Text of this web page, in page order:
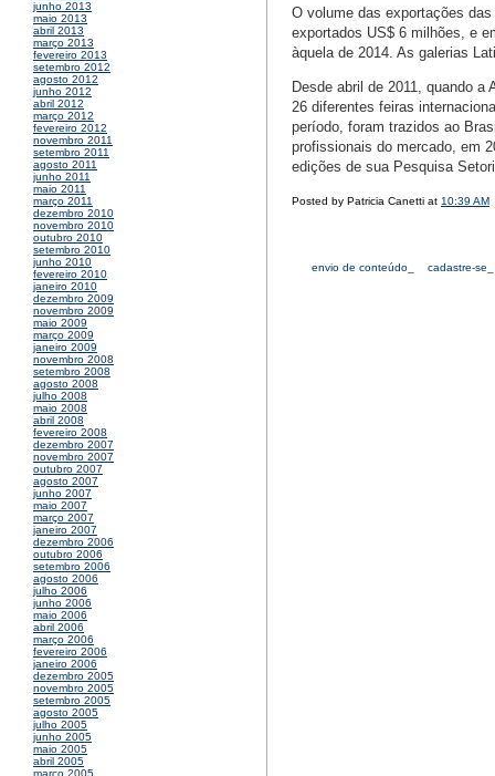
junho 2013
maio 2013
abril 2013
março 2013
fevereiro 2013
setembro 2012
agosto 2012
junho 2012
abril 2012
março 2012
fevereiro 2012
novembro 2011
setembro 2011
agosto 2011
junho 2011
maio 2011
março 2011
dezembro 2010
novembro 2010
outubro 2010
setembro 2010
junho 2010
fevereiro 2010
janeiro 2010
dezembro 2009
novembro 2009
maio 2009
março 2009
janeiro 2009
novembro 2008
setembro 2008
agosto 2008
julho 2008
maio 2008
abril 2008
fevereiro 2008
dezembro 2007
novembro 2007
outubro 2007
agosto 2007
junho 2007
maio 2007
março 2007
janeiro 2007
dezembro 2006
outubro 2006
setembro 2006
agosto 2006
julho 2006
junho 2006
maio 2006
abril 2006
março 2006
fevereiro 2006
janeiro 2006
dezembro 2005
novembro 2005
setembro 2005
agosto 2005
julho 2005
junho 2005
maio 2005
abril 2005
O volume das exportações
exportados US$ 6 milhões, e
àquela de 2014. As galerias
Desde abril de 2011, quando
26 diferentes feiras
período, foram trazidos ao
profissionais do mercado, em
edições de sua Pesquisa
Posted by Patricia Canetti at 10:39 AM
envio de conteúdo_ cadastre-se_